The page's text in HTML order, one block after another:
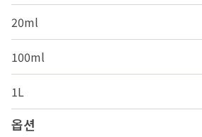
20ml
100ml
1L
옵션